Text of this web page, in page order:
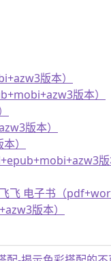
版本）
版本）
版本）
）
版
飞 电子书（
版本）